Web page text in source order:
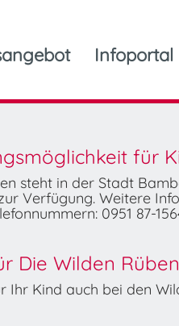
Infoportal
für
steht in der Stadt
Verfügung. Weitere
0951 87-
Die Wilden
Ihr Kind auch bei den